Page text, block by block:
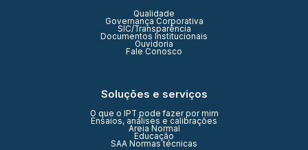
Qualidade
Governança Corporativa
SIC/Transparência
Documentos Institucionais
Ouvidoria
Fale Conosco
Soluções e serviços
O que o IPT pode fazer por mim
Ensaios, análises e calibrações
Areia Normal
Educação
SAA Normas técnicas